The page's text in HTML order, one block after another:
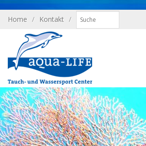
Home / Kontakt /